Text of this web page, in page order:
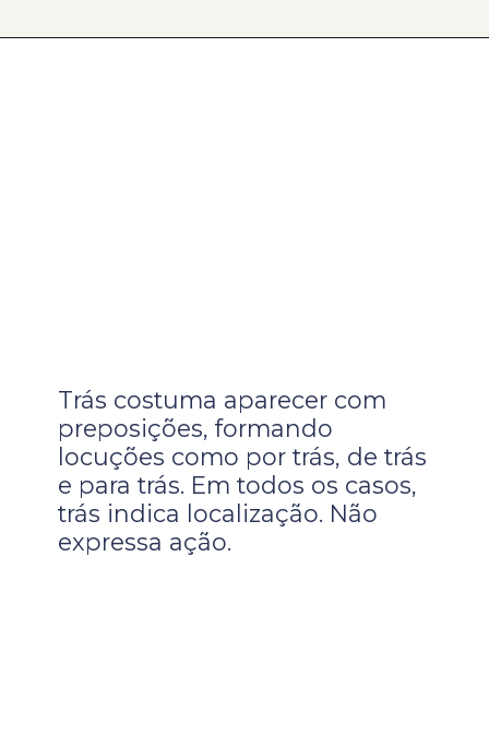
Trás costuma aparecer com
preposições, formando
locuções como por trás, de trás
e para trás. Em todos os casos,
trás indica localização. Não
expressa ação.